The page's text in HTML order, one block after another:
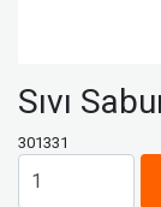
Sıvı
301331